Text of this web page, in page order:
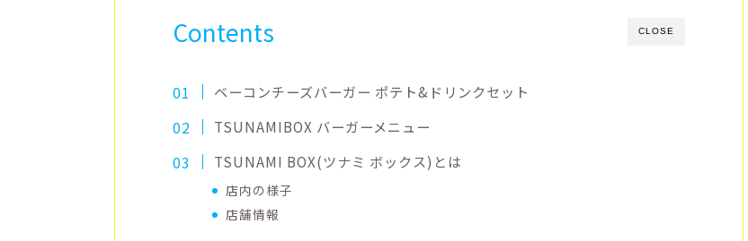
CLOSE
Contents
ベーコンチーズバーガー ポテト&ドリンクセット
TSUNAMIBOX バーガーメニュー
TSUNAMI BOX(ツナミ ボックス)とは
店内の様子
店舗情報